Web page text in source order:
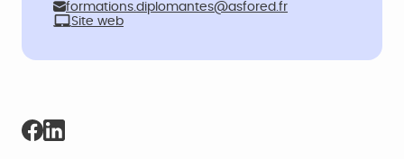
formations.diplomantes@asfored.fr
Site web